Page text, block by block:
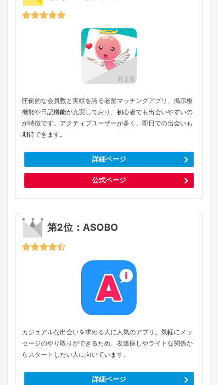
圧倒的な会員数と実績を誇る老舗マッチングアプリ。掲示板
機能や日記機能が充実しており、初心者でも出会いやすいの
が特徴です。アクティブユーザーが多く、即日での出会いも
期待できます。
詳細ページ
公式ページ
第2位：ASOBO
カジュアルな出会いを求める人に人気のアプリ。気軽にメッ
セージのやり取りができるため、友達探しやライトな関係か
らスタートしたい人に向いています。
詳細ページ